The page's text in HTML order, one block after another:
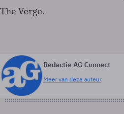
The Verge.
Redactie AG Connect
Meer van deze auteur